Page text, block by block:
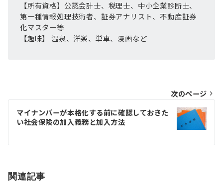
【所有資格】公認会計士、税理士、中小企業診断士、
第一種情報処理技術者、証券アナリスト、不動産証券
化マスター等
【趣味】 温泉、洋楽、単車、漫画など
稿
ナ
ビ
ー
次のページ
マイナンバーが本格化する前に確認しておきた
い社会保険の加入義務と加入方法
関連記事